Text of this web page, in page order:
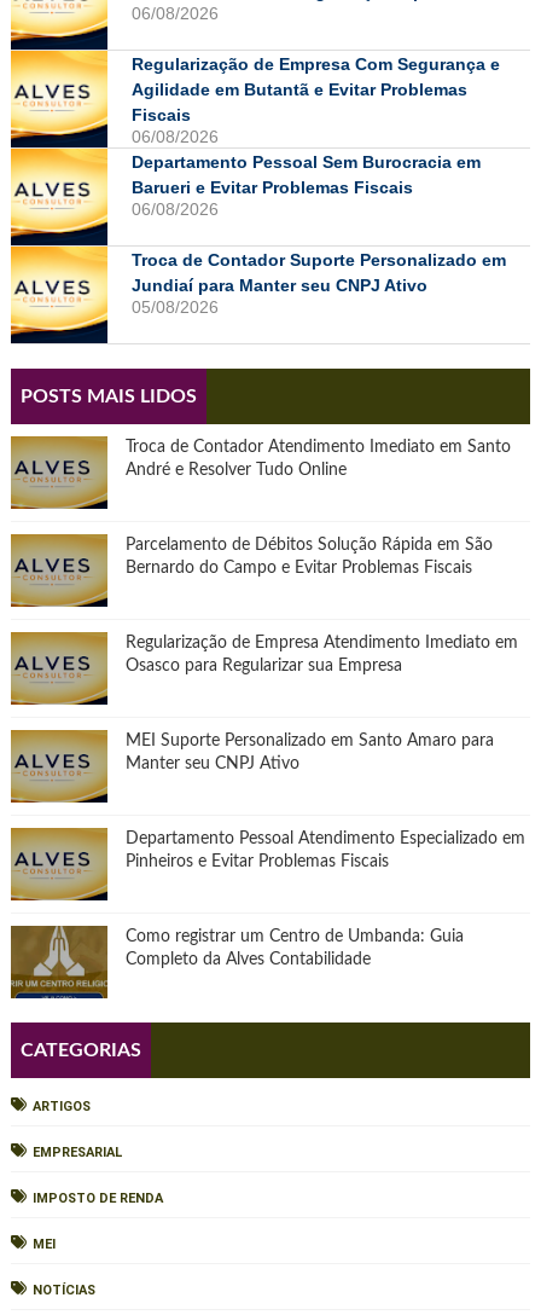
06/08/2026
Regularização de Empresa Com Segurança e
Agilidade em Butantã e Evitar Problemas
Fiscais
06/08/2026
Departamento Pessoal Sem Burocracia em
Barueri e Evitar Problemas Fiscais
06/08/2026
Troca de Contador Suporte Personalizado em
Jundiaí para Manter seu CNPJ Ativo
05/08/2026
POSTS MAIS LIDOS
Troca de Contador Atendimento Imediato em Santo
André e Resolver Tudo Online
Parcelamento de Débitos Solução Rápida em São
Bernardo do Campo e Evitar Problemas Fiscais
Regularização de Empresa Atendimento Imediato em
Osasco para Regularizar sua Empresa
MEI Suporte Personalizado em Santo Amaro para
Manter seu CNPJ Ativo
Departamento Pessoal Atendimento Especializado em
Pinheiros e Evitar Problemas Fiscais
Como registrar um Centro de Umbanda: Guia
Completo da Alves Contabilidade
CATEGORIAS
ARTIGOS
EMPRESARIAL
IMPOSTO DE RENDA
MEI
NOTÍCIAS